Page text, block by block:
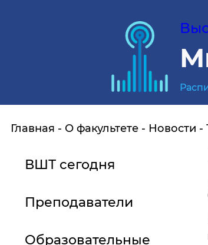
Главная О факультете Новости
ВШТ сегодня
Преподаватели
Образовательные